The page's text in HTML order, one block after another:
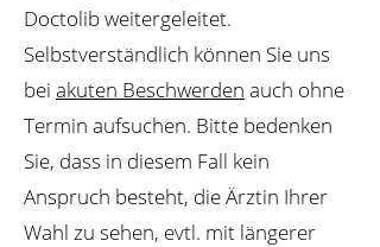
Doctolib weitergeleitet.
Selbstverständlich können Sie uns
bei akuten Beschwerden auch ohne
Termin aufsuchen. Bitte bedenken
Sie, dass in diesem Fall kein
Anspruch besteht, die Ärztin Ihrer
Wahl zu sehen, evtl. mit längerer